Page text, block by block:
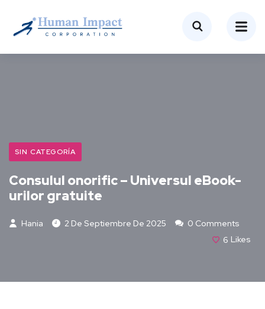
SIN CATEGORÍA
Consulul onorific – Universul eBook-
urilor gratuite
Hania 2 De Septiembre De 2025
0 Comments
6 Likes